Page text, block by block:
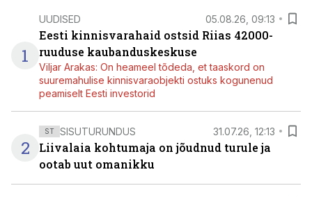
1
UUDISED 05.08.26, 09:13
Eesti kinnisvarahaid ostsid Riias 42000-
ruuduse kaubanduskeskuse
Viljar Arakas: On heameel tõdeda, et taaskord on
suuremahulise kinnisvaraobjekti ostuks kogunenud
peamiselt Eesti investorid
2
ST SISUTURUNDUS 31.07.26, 12:13
Liivalaia kohtumaja on jõudnud turule ja
ootab uut omanikku